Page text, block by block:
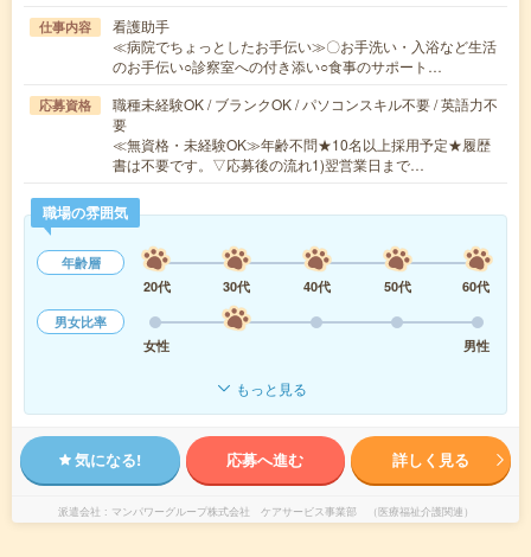
仕事内容
看護助手
≪病院でちょっとしたお手伝い≫〇お手洗い・入浴など生活
のお手伝い○診察室への付き添い○食事のサポート…
応募資格
職種未経験OK / ブランクOK / パソコンスキル不要 / 英語力不
要
≪無資格・未経験OK≫年齢不問★10名以上採用予定★履歴
書は不要です。▽応募後の流れ1)翌営業日まで…
職場の雰囲気
年齢層
20代
30代 40代 50代
60代
男女比率
女性
男性
もっと見る
気になる! 応募へ進む 詳しく見る
派遣会社 マンパワーグループ株式会社 ケアサービス事業部 （医療福祉介護関連）